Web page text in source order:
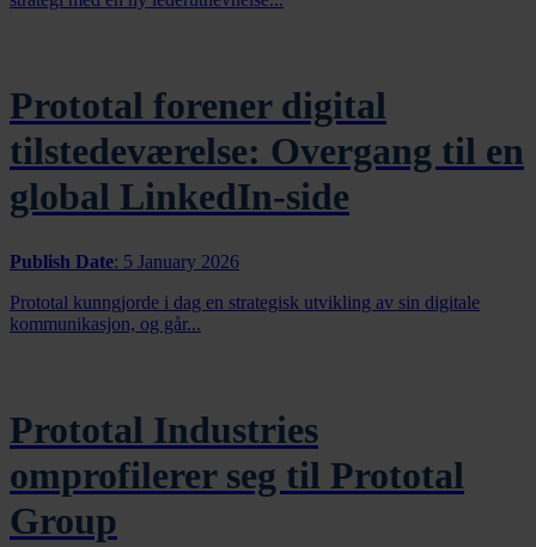
Prototal forener digital
tilstedeværelse: Overgang til en
global LinkedIn-side
Publish Date: 5 January 2026
Prototal kunngjorde i dag en strategisk utvikling av sin digitale
kommunikasjon, og går...
Prototal Industries
omprofilerer seg til Prototal
Group